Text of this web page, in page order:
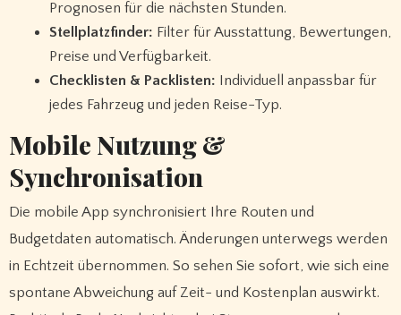
Prognosen für die nächsten Stunden.
Stellplatzfinder: Filter für Ausstattung, Bewertungen,
Preise und Verfügbarkeit.
Checklisten & Packlisten: Individuell anpassbar für
jedes Fahrzeug und jeden Reise-Typ.
Mobile Nutzung &
Synchronisation
Die mobile App synchronisiert Ihre Routen und
Budgetdaten automatisch. Änderungen unterwegs werden
in Echtzeit übernommen. So sehen Sie sofort, wie sich eine
spontane Abweichung auf Zeit- und Kostenplan auswirkt.